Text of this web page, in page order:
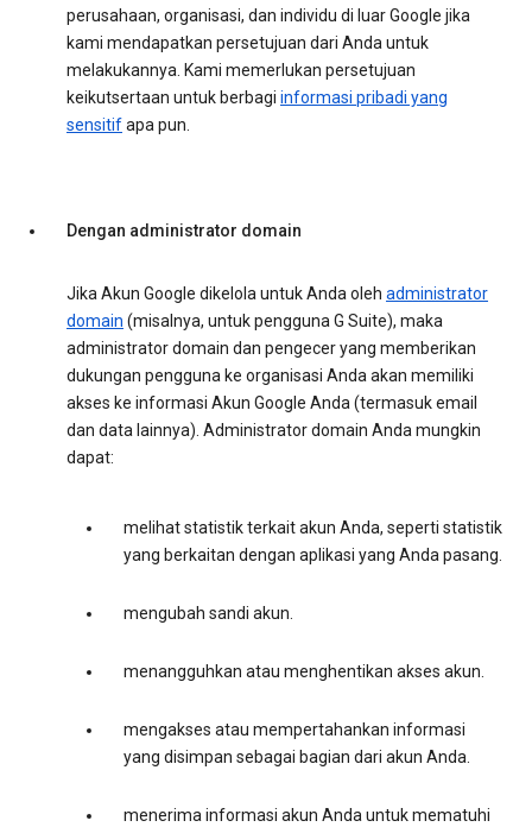
perusahaan, organisasi, dan individu di luar Google jika
kami mendapatkan persetujuan dari Anda untuk
melakukannya. Kami memerlukan persetujuan
keikutsertaan untuk berbagi informasi pribadi yang
sensitifapa pun.
Dengan administrator domain
Jika Akun Google dikelola untuk Anda oleh administrator
domain (misalnya, untuk pengguna G Suite), maka
administrator domain dan pengecer yang memberikan
dukungan pengguna ke organisasi Anda akan memiliki
akses ke informasi Akun Google Anda (termasuk email
dan data lainnya). Administrator domain Anda mungkin
dapat:
melihat statistik terkait akun Anda, seperti statistik
yang berkaitan dengan aplikasi yang Anda pasang.
mengubah sandi akun.
menangguhkan atau menghentikan akses akun.
mengakses atau mempertahankan informasi
yang disimpan sebagai bagian dari akun Anda.
menerima informasi akun Anda untuk mematuhi